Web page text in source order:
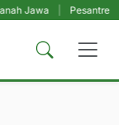
| Pesantren Tetap